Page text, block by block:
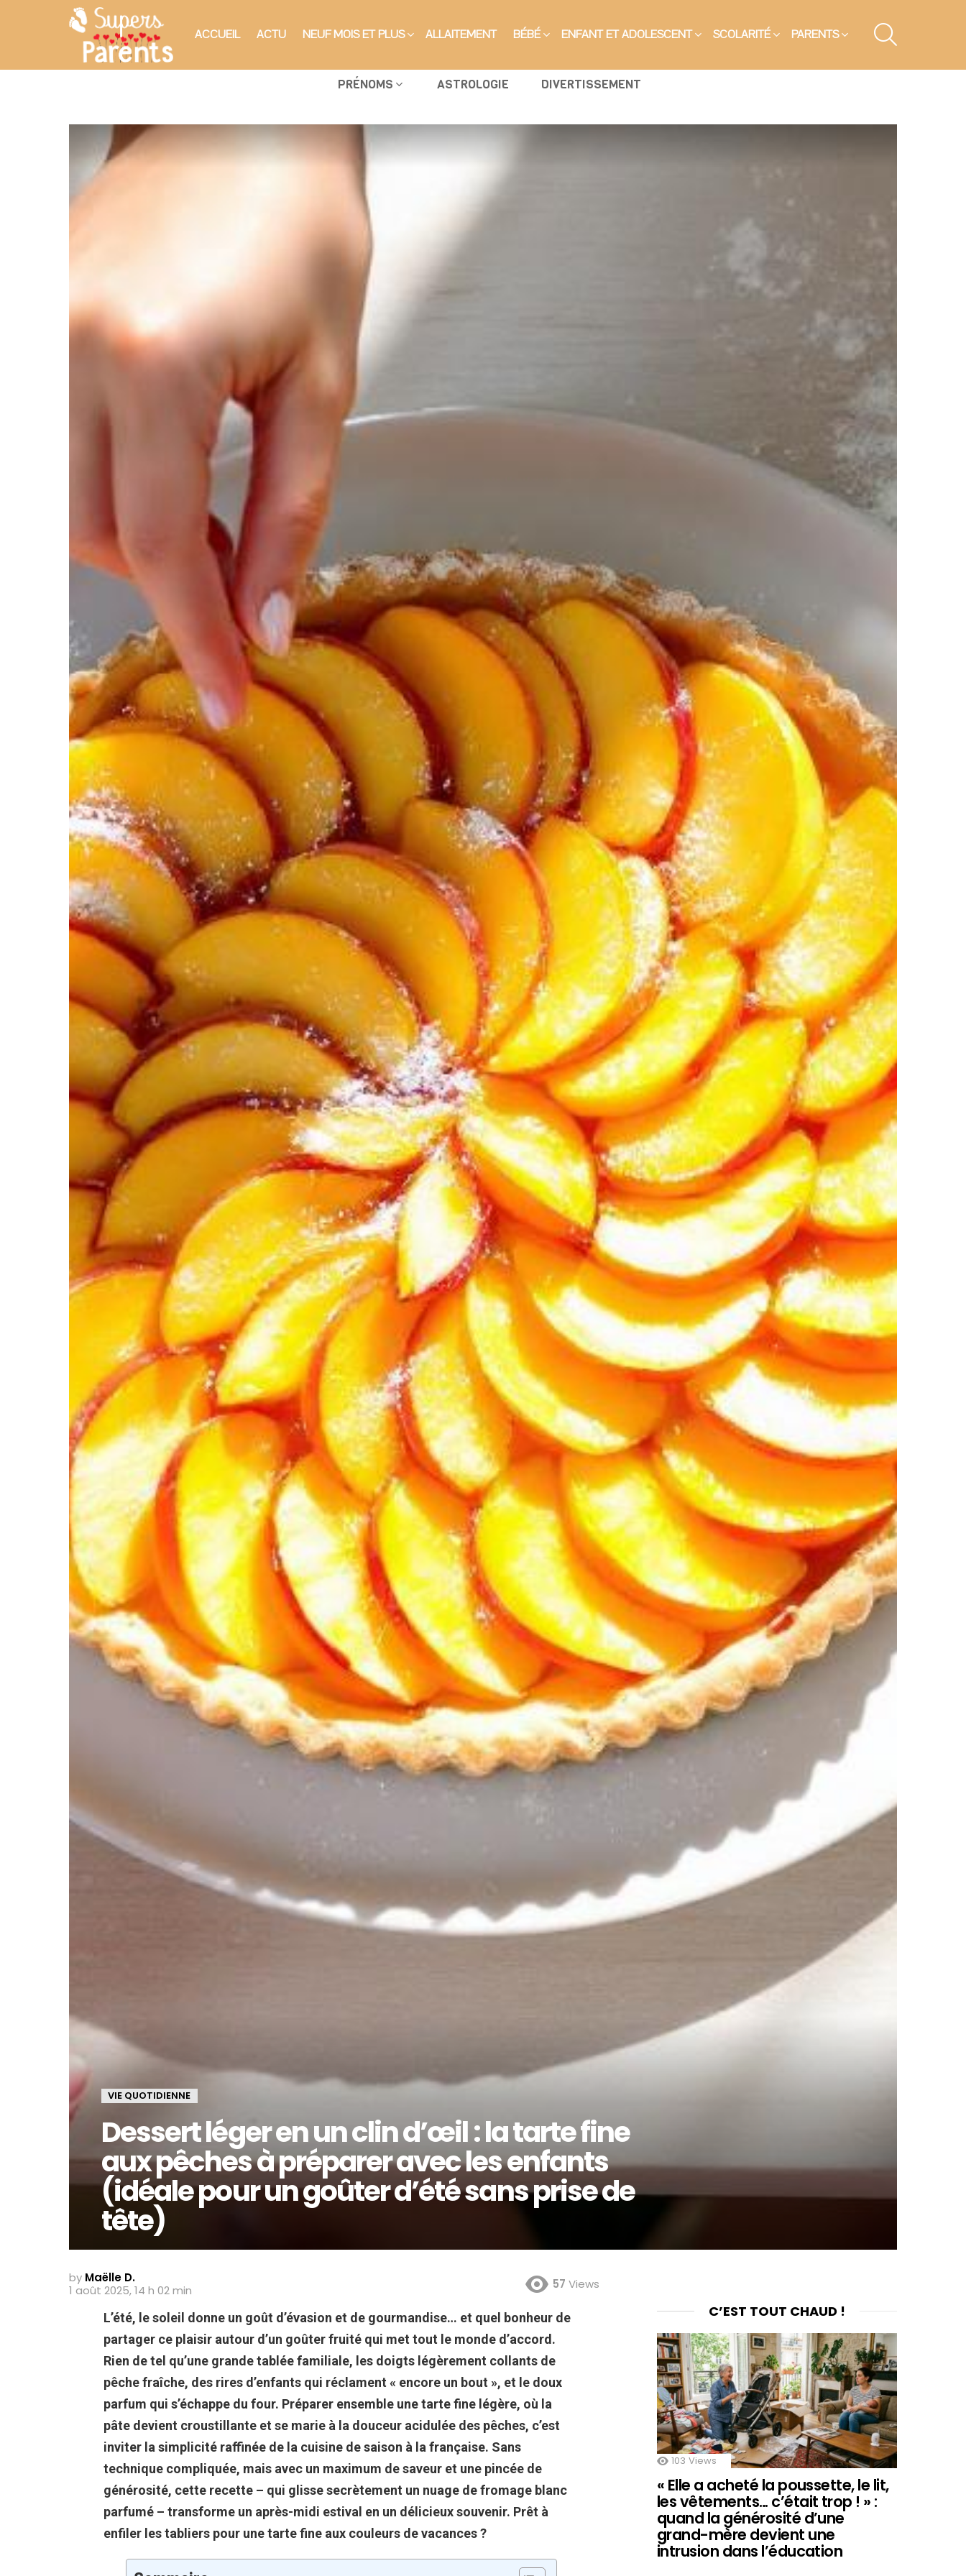
ACCUEIL ACTU NEUF MOIS ET PLUS ALLAITEMENT BÉBÉ ENFANT ET ADOLESCENT SCOLARITÉ PARENTS
PRÉNOMS ASTROLOGIE DIVERTISSEMENT
VIE QUOTIDIENNE
Dessert léger en un clin d’œil : la tarte fine
aux pêches à préparer avec les enfants
(idéale pour un goûter d’été sans prise de
tête)
by Maëlle D.
1 août 2025, 14 h 02 min
57 Views
L’été, le soleil donne un goût d’évasion et de gourmandise… et quel bonheur de
partager ce plaisir autour d’un goûter fruité qui met tout le monde d’accord.
Rien de tel qu’une grande tablée familiale, les doigts légèrement collants de
pêche fraîche, des rires d’enfants qui réclament « encore un bout », et le doux
parfum qui s’échappe du four. Préparer ensemble une tarte fine légère, où la
pâte devient croustillante et se marie à la douceur acidulée des pêches, c’est
inviter la simplicité raffinée de la cuisine de saison à la française. Sans
technique compliquée, mais avec un maximum de saveur et une pincée de
générosité, cette recette – qui glisse secrètement un nuage defromage blanc
parfumé – transforme un après-midi estival en un délicieux souvenir. Prêt à
enfiler les tabliers pour une tarte fine aux couleurs de vacances ?
C’EST TOUT CHAUD !
103 Views
« Elle a acheté la poussette, le lit,
les vêtements… c’était trop ! » :
quand la générosité d’une
grand-mère devient une
intrusion dans l’éducation